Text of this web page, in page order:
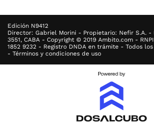
Edición N9412
Director: Gabriel Morini - Propietario: Nefir S.A. -
3551, CABA - Copyright © 2019 Ambito.com -
1852 9232 - Registro DNDA en trámite - Todos
- Términos y condiciones de uso